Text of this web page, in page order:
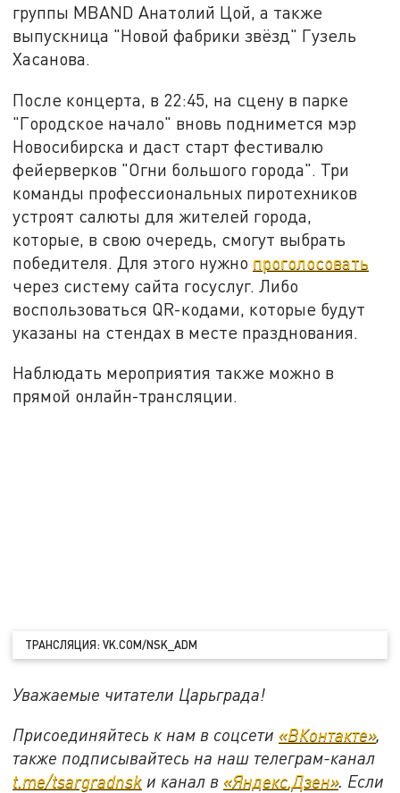
группы MBAND Анатолий Цой, а также
выпускница "Новой фабрики звёзд" Гузель
Хасанова.
После концерта, в 22:45, на сцену в парке
"Городское начало" вновь поднимется мэр
Новосибирска и даст старт фестивалю
фейерверков "Огни большого города". Три
команды профессиональных пиротехников
устроят салюты для жителей города,
которые, в свою очередь, смогут выбрать
победителя. Для этого нужно проголосовать
через систему сайта госуслуг. Либо
воспользоваться QR-кодами, которые будут
указаны на стендах в месте празднования.
Наблюдать мероприятия также можно в
прямой онлайн-трансляции.
ТРАНСЛЯЦИЯ: VK.COM/NSK_ADM
Уважаемые читатели Царьграда!
Присоединяйтесь к нам в соцсети «ВКонтакте»,
также подписывайтесь на наш телеграм-канал
t.me/tsargradnsk и канал в «Яндекс.Дзен». Если